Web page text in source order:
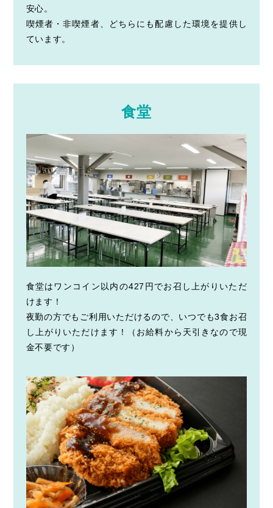
安心。
喫煙者・非喫煙者、どちらにも配慮した環境を提供し
ています。
食堂
食堂はワンコイン以内の427円でお召し上がりいただ
けます！
夜勤の方でもご利用いただけるので、いつでも3食お召
し上がりいただけます！（お給料から天引きなので現
金不要です）